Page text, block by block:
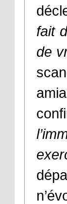
fait
de